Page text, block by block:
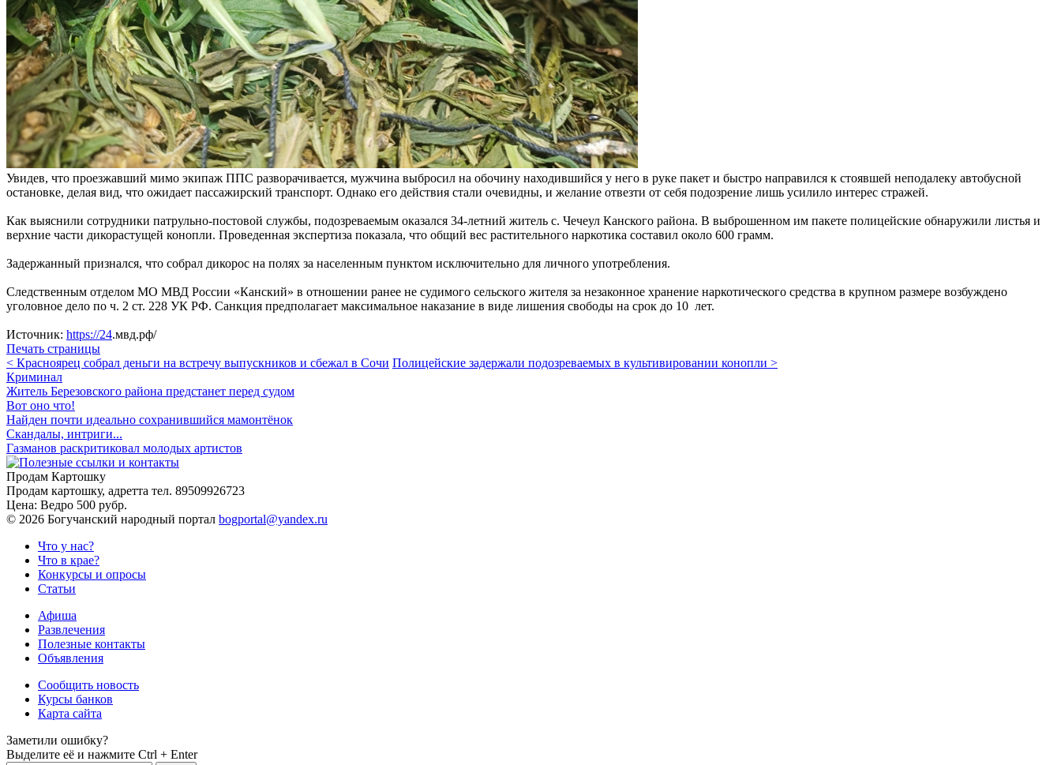
Увидев, что проезжавший мимо экипаж ППС разворачивается, мужчина выбросил на обочину находившийся у него в руке пакет и быстро направился к стоявшей неподалеку автобусной
остановке, делая вид, что ожидает пассажирский транспорт. Однако его действия стали очевидны, и желание отвезти от себя подозрение лишь усилило интерес стражей.
Как выяснили сотрудники патрульно-постовой службы, подозреваемым оказался 34-летний житель с. Чечеул Канского района. В выброшенном им пакете полицейские обнаружили листья и
верхние части дикорастущей конопли. Проведенная экспертиза показала, что общий вес растительного наркотика составил около 600 грамм.
Задержанный признался, что собрал дикорос на полях за населенным пунктом исключительно для личного употребления.
Следственным отделом МО МВД России «Канский» в отношении ранее не судимого сельского жителя за незаконное хранение наркотического средства в крупном размере возбуждено
уголовное дело по ч. 2 ст. 228 УК РФ. Санкция предполагает максимальное наказание в виде лишения свободы на срок до 10 лет.
Источник: https://24.мвд.рф/
Печать страницы
< Красноярец собрал деньги на встречу выпускников и сбежал в Сочи Полицейские задержали подозреваемых в культивировании конопли >
Криминал
Житель Березовского района предстанет перед судом
Вот оно что!
Найден почти идеально сохранившийся мамонтёнок
Скандалы, интриги...
Газманов раскритиковал молодых артистов
Продам Картошку
Продам картошку, адретта тел. 89509926723
Цена: Ведро 500 рубр.
© 2026 Богучанский народный портал bogportal@yandex.ru
Что у нас?
Что в крае?
Конкурсы и опросы
Статьи
Афиша
Развлечения
Полезные контакты
Объявления
Сообщить новость
Курсы банков
Карта сайта
Заметили ошибку?
Выделите её и нажмите Ctrl + Enter